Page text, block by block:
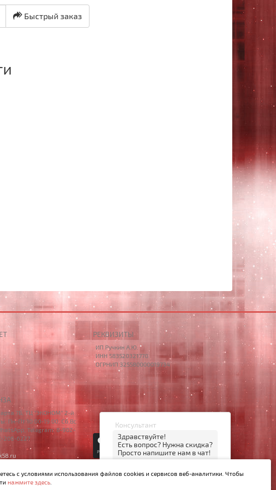
Быстрый заказ
7Б, ТЦ "ЭКОНОМ" 2-й
Пн-Пт 10:00-19:00, Сб,Вс
Telegram: 8-902-
206-6227
РЕКВИЗИТЫ
ИП Ручкин А.Ю.
ИНН 583520321770
ОГРНИП 325580000019734
Консультант
Здравствуйте!
Есть вопрос? Нужна скидка?
Просто напишите нам в чат!
14:57
с условиями использования файлов cookies и сервисов веб-аналитики. Чтобы
нажмите здесь.